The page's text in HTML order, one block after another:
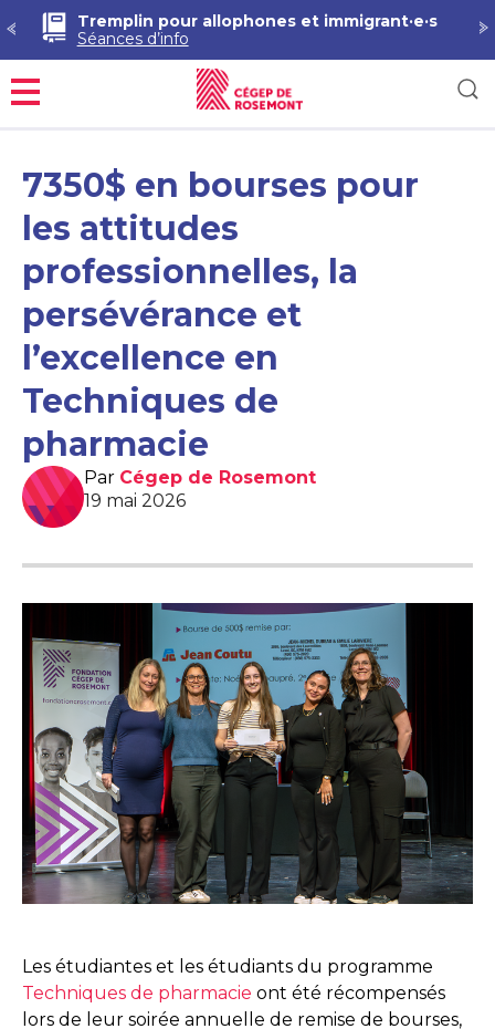
Tremplin pour allophones et immigrant·e·s
Séances d’info
Menu
7350$ en bourses pour
les attitudes
professionnelles, la
persévérance et
l’excellence en
Techniques de
pharmacie
Par Cégep de Rosemont
19 mai 2026
Les étudiantes et les étudiants du programme
Techniques de pharmacie ont été récompensés
lors de leur soirée annuelle de remise de bourses,